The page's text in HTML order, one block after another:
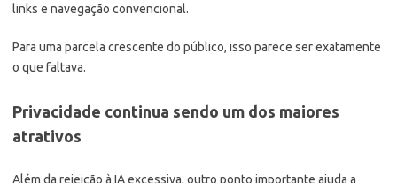
links e navegação convencional.
Para uma parcela crescente do público, isso parece ser exatamente
o que faltava.
Privacidade continua sendo um dos maiores
atrativos
Além da rejeição à IA excessiva, outro ponto importante ajuda a